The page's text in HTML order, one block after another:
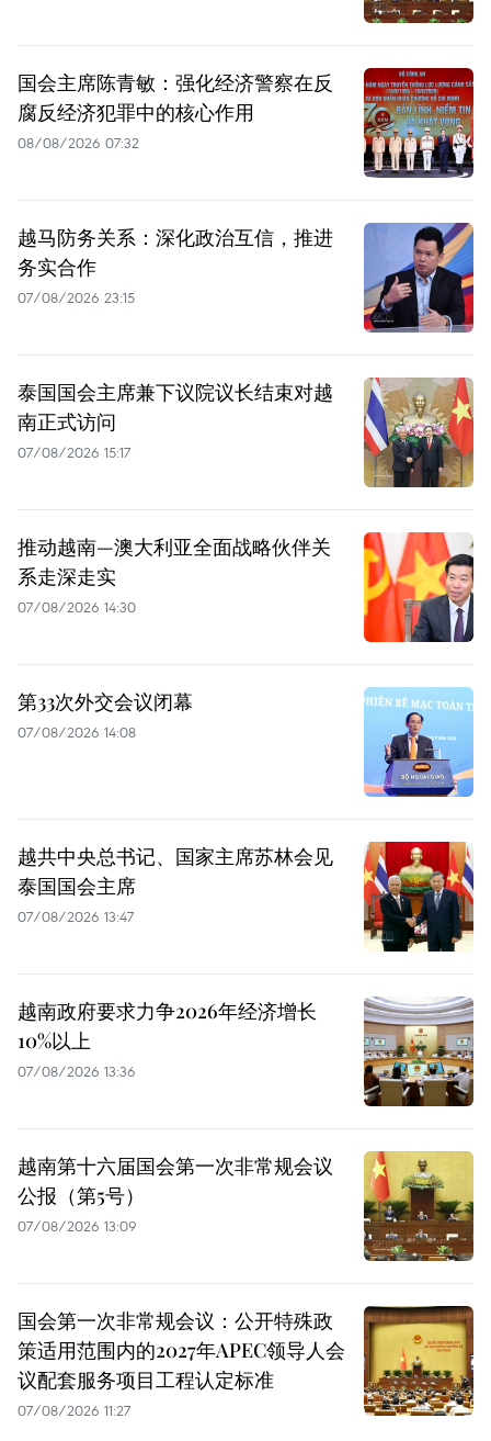
国会主席陈青敏：强化经济警察在反
腐反经济犯罪中的核心作用
08/08/2026 07:32
越马防务关系：深化政治互信，推进
务实合作
07/08/2026 23:15
泰国国会主席兼下议院议长结束对越
南正式访问
07/08/2026 15:17
推动越南—澳大利亚全面战略伙伴关
系走深走实
07/08/2026 14:30
第33次外交会议闭幕
07/08/2026 14:08
越共中央总书记、国家主席苏林会见
泰国国会主席
07/08/2026 13:47
越南政府要求力争2026年经济增长
10%以上
07/08/2026 13:36
越南第十六届国会第一次非常规会议
公报（第5号）
07/08/2026 13:09
国会第一次非常规会议：公开特殊政
策适用范围内的2027年APEC领导人会
议配套服务项目工程认定标准
07/08/2026 11:27